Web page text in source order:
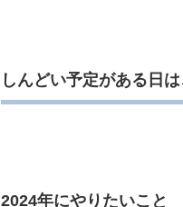
しんどい予定がある日
2024年にやりたいこと